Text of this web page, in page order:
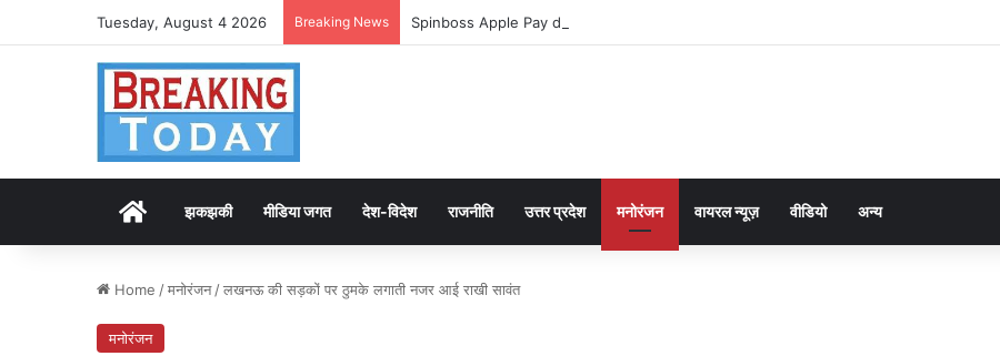
Tuesday, August 4 2026 Breaking News Spinboss Apple Pay dla graczy na iPhone
Homeझकझकी मीडिया जगत देश-विदेश राजनीति उत्तर प्रदेश मनोरंजन वायरल न्यूज़ वीडियो अन्य
Home /मनोरंजन /लखनऊ की सड़कों पर ठुमके लगाती नजर आई राखी सावंत
मनोरंजन